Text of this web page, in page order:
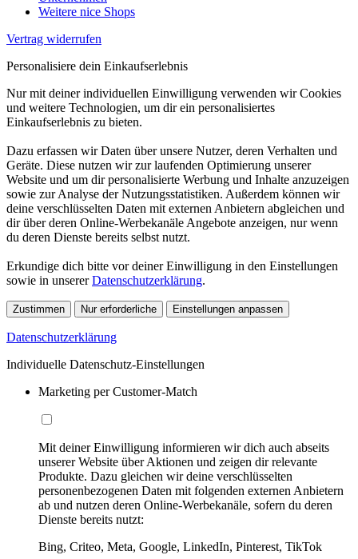
Weitere nice Shops
Vertrag widerrufen
Personalisiere dein Einkaufserlebnis
Nur mit deiner individuellen Einwilligung verwenden wir Cookies
und weitere Technologien, um dir ein personalisiertes
Einkaufserlebnis zu bieten.
Dazu erfassen wir Daten über unsere Nutzer, deren Verhalten und
Geräte. Diese nutzen wir zur laufenden Optimierung unserer
Website und um dir personalisierte Werbung und Inhalte anzuzeigen
sowie zur Analyse der Nutzungsstatistiken. Außerdem können wir
deine verschlüsselten Daten mit externen Anbietern abgleichen und
dir über deren Online-Werbekanäle Angebote anzeigen, nur wenn
du deren Dienste bereits selbst nutzt.
Erkundige dich bitte vor deiner Einwilligung in den Einstellungen
sowie in unsererDatenschutzerklärung.
Zustimmen Nur erforderliche Einstellungen anpassen
Datenschutzerklärung
Individuelle Datenschutz-Einstellungen
Marketing per Customer-Match
Mit deiner Einwilligung informieren wir dich auch abseits
unserer Website über Aktionen und zeigen dir relevante
Produkte. Dazu gleichen wir deine verschlüsselten
personenbezogenen Daten mit folgenden externen Anbietern
ab und nutzen deren Online-Werbekanäle, sofern du deren
Dienste bereits nutzt:
Bing, Criteo, Meta, Google, LinkedIn, Pinterest, TikTok